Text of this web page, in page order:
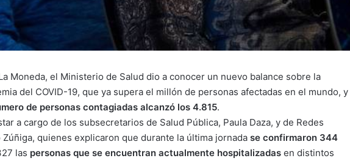
Moneda, el Ministerio de Salud dio a conocer un nuevo balance sobre la
del COVID-19, que ya supera el millón de personas afectadas en el mundo, y
de personas contagiadas alcanzó los 4.815.
a cargo de los subsecretarios de Salud Pública, Paula Daza, y de Redes
quienes explicaron que durante la última jornada se confirmaron 344
las personas que se encuentran actualmente hospitalizadas en distintos